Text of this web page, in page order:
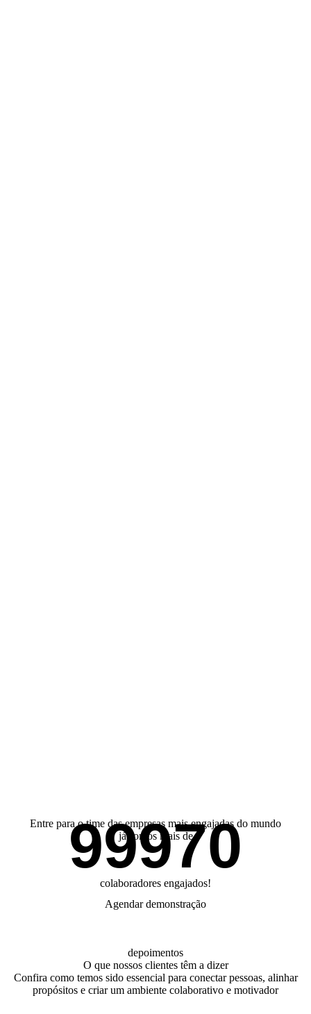
Entre para o time das empresas mais engajadas do mundo
já somos mais de
99970
colaboradores engajados!
Agendar demonstração
depoimentos
O que nossos clientes têm a dizer
Confira como temos sido essencial para conectar pessoas, alinhar
propósitos e criar um ambiente colaborativo e motivador